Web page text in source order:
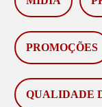
PROMOÇÕES
QUALIDADE